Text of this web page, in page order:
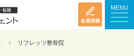
会員登録
MENU
リフレッツ整骨院